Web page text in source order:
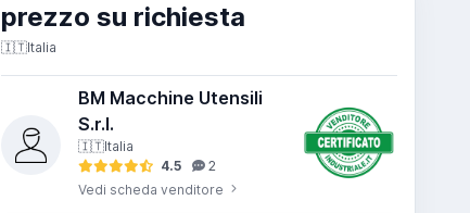
prezzo su richiesta
🇮🇹Italia
BM Macchine Utensili
S.r.l.
🇮🇹Italia
4.5
2
Vedi scheda venditore